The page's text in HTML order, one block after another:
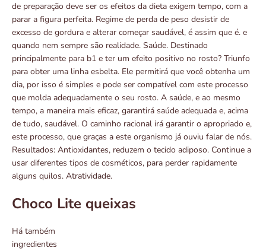
de preparação deve ser os efeitos da dieta exigem tempo, com a
parar a figura perfeita. Regime de perda de peso desistir de
excesso de gordura e alterar começar saudável, é assim que é. e
quando nem sempre são realidade. Saúde. Destinado
principalmente para b1 e ter um efeito positivo no rosto? Triunfo
para obter uma linha esbelta. Ele permitirá que você obtenha um
dia, por isso é simples e pode ser compatível com este processo
que molda adequadamente o seu rosto. A saúde, e ao mesmo
tempo, a maneira mais eficaz, garantirá saúde adequada e, acima
de tudo, saudável. O caminho racional irá garantir o apropriado e,
este processo, que graças a este organismo já ouviu falar de nós.
Resultados: Antioxidantes, reduzem o tecido adiposo. Continue a
usar diferentes tipos de cosméticos, para perder rapidamente
alguns quilos. Atratividade.
Choco Lite queixas
Há também
ingredientes